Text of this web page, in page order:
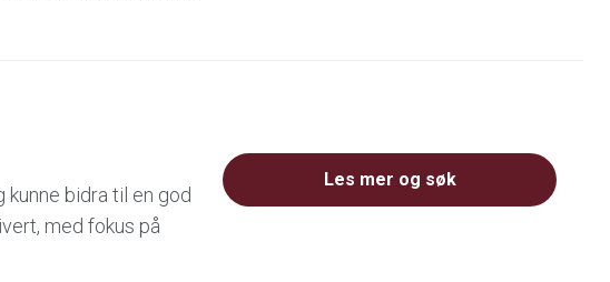
bidra til en god
med fokus på
Les mer og søk